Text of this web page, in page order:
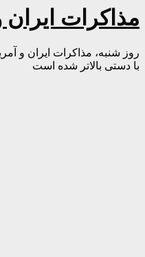
مذاکرات
روز شنبه، مذاکرات ایران و
با دستی بالاتر شده است